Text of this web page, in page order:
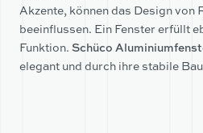
UNTERNEHMEN
Akzente, können das Design von
beeinflussen. Ein Fenster erfüllt
Funktion. Schüco
elegant und durch ihre stabile